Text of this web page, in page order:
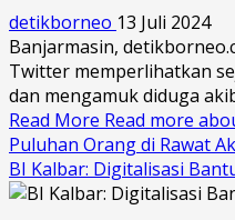
detikborneo 13 Juli 2024
Banjarmasin,
Twitter memperlihatkan
dan mengamuk diduga
Read More Read more
Puluhan Orang di Rawat
BI Kalbar: Digitalisasi